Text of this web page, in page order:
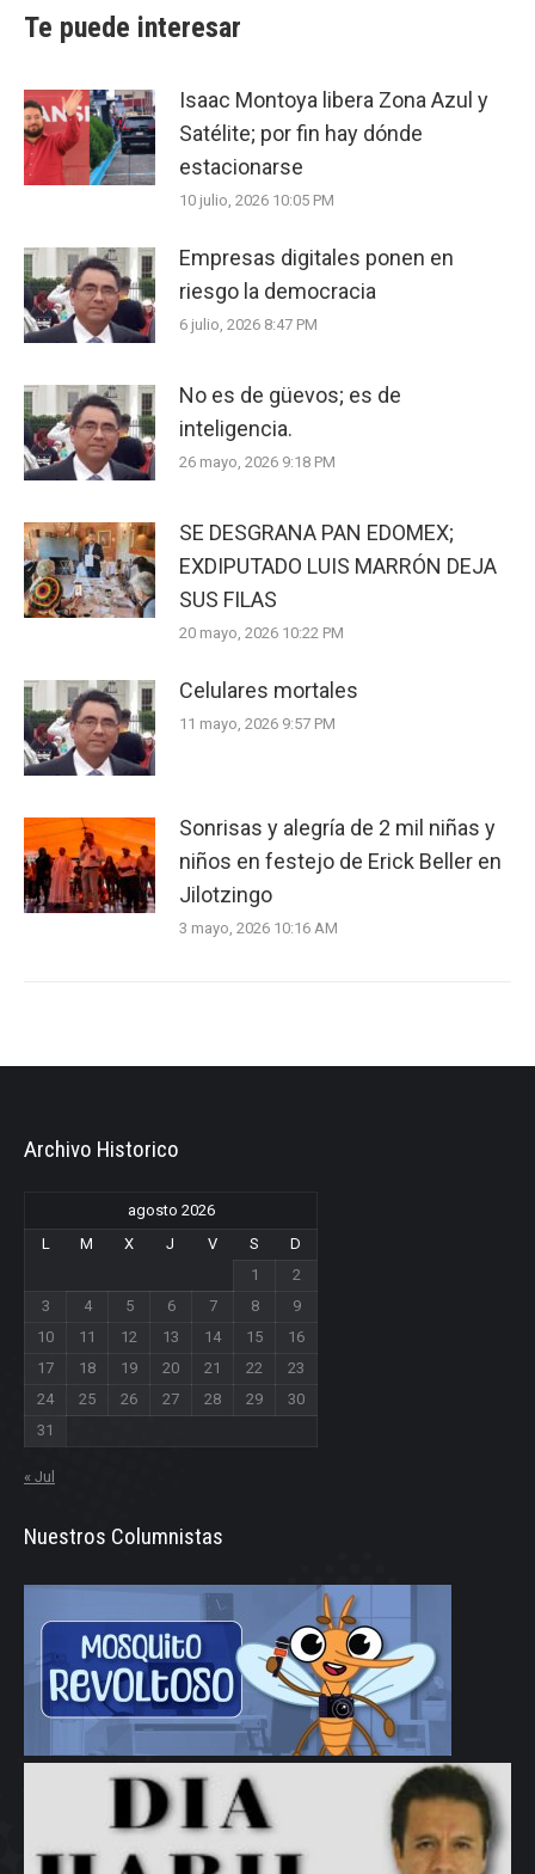
Te puede interesar
Isaac Montoya libera Zona Azul y
Satélite; por fin hay dónde
estacionarse
10 julio, 2026 10:05 PM
Empresas digitales ponen en
riesgo la democracia
6 julio, 2026 8:47 PM
No es de güevos; es de
inteligencia.
26 mayo, 2026 9:18 PM
SE DESGRANA PAN EDOMEX;
EXDIPUTADO LUIS MARRÓN DEJA
SUS FILAS
20 mayo, 2026 10:22 PM
Celulares mortales
11 mayo, 2026 9:57 PM
Sonrisas y alegría de 2 mil niñas y
niños en festejo de Erick Beller en
Jilotzingo
3 mayo, 2026 10:16 AM
Archivo Historico
agosto 2026
L
M X J V S
D
1
2
3
4 5 6 7 8
9
10
11 12 13 14 15
16
17
18 19 20 21 22
23
24
25 26 27 28 29
30
31
« Jul
Nuestros Columnistas